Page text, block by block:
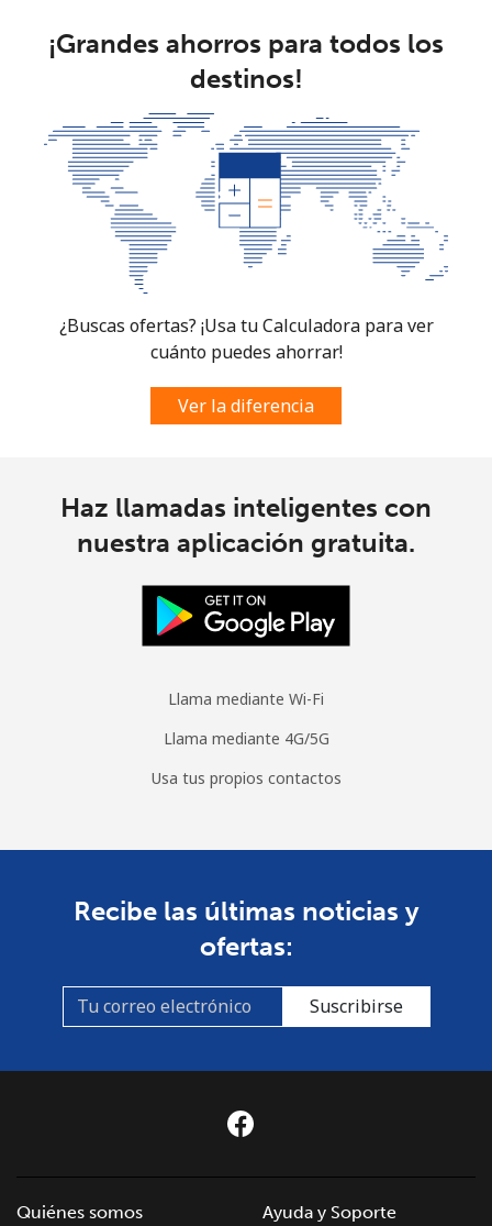
Celular
⁦$5⁩
Mobile -
Digicel
⁦26.9¢⁩
18 min por
⁦$5⁩
¡Grandes ahorros para todos los
destinos!
¿Buscas ofertas? ¡Usa tu Calculadora para ver
cuánto puedes ahorrar!
Ver la diferencia
Haz llamadas inteligentes con
nuestra aplicación gratuita.
Llama mediante Wi-Fi
Llama mediante 4G/5G
Usa tus propios contactos
Recibe las últimas noticias y
ofertas:
Suscribirse
Quiénes somos
Ayuda y Soporte